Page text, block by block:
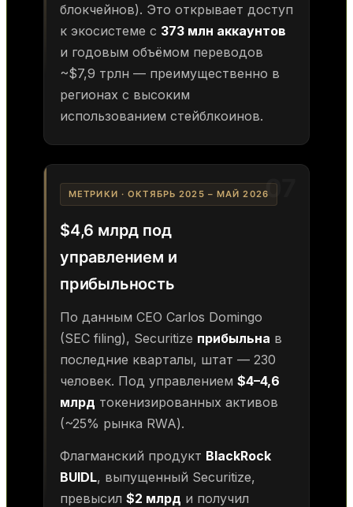
блокчейнов). Это открывает доступ
к экосистеме с 373 млн аккаунтов
и годовым объёмом переводов
~$7,9 трлн — преимущественно в
регионах с высоким
использованием стейблкоинов.
07
МЕТРИКИ · ОКТЯБРЬ 2025 – МАЙ 2026
$4,6 млрд под
управлением и
прибыльность
По данным CEO Carlos Domingo
(SEC filing), Securitize прибыльна в
последние кварталы, штат — 230
человек. Под управлением $4–4,6
млрд токенизированных активов
(~25% рынка RWA).
Флагманский продукт BlackRock
BUIDL, выпущенный Securitize,
превысил $2 млрд и получил